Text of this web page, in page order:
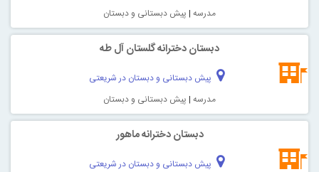
مدرسه | پیش دبستانی و دبستان
دبستان دخترانه گلستان آل طه
پیش دبستانی و دبستان در شریعتی
مدرسه | پیش دبستانی و دبستان
دبستان دخترانه ماهور
پیش دبستانی و دبستان در شریعتی